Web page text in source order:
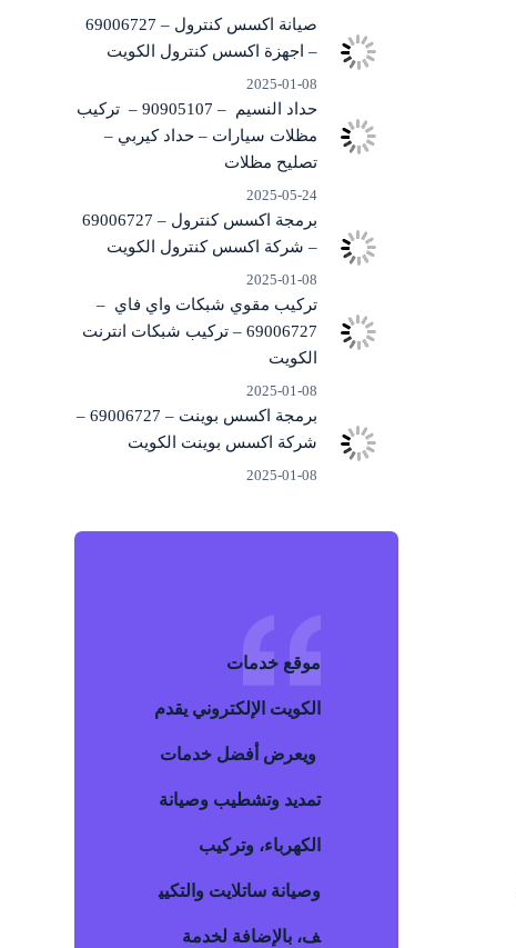
صيانة اكسس كنترول – 69006727
– اجهزة اكسس كنترول الكويت
2025-01-08
حداد النسيم – 90905107 – تركيب
مظلات سيارات – حداد كيربي –
تصليح مظلات
2025-05-24
برمجة اكسس كنترول – 69006727
– شركة اكسس كنترول الكويت
2025-01-08
تركيب مقوي شبكات واي فاي –
69006727 – تركيب شبكات انترنت
الكويت
2025-01-08
برمجة اكسس بوينت – 69006727 –
شركة اكسس بوينت الكويت
2025-01-08
موقع خدمات
الكويت الإلكتروني يقدم
ويعرض أفضل خدمات
تمديد وتشطيب وصيانة
الكهرباء، وتركيب
وصيانة ساتلايت والتكيي
ف، بالإضافة لخدمة